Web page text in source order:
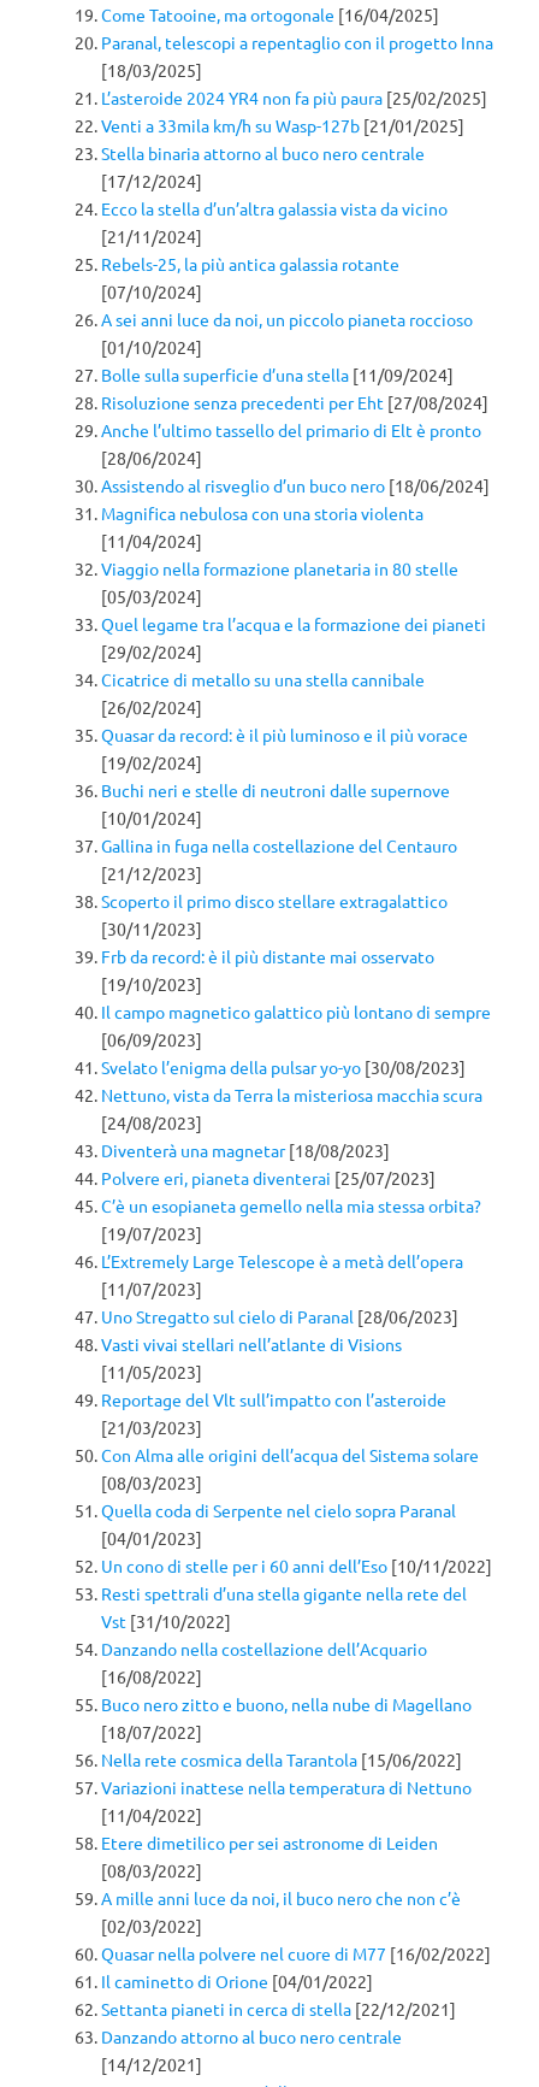
Come Tatooine, ma ortogonale [16/04/2025]
Paranal, telescopi a repentaglio con il progetto Inna
[18/03/2025]
L’asteroide 2024 YR4 non fa più paura [25/02/2025]
Venti a 33mila km/h su Wasp-127b [21/01/2025]
Stella binaria attorno al buco nero centrale
[17/12/2024]
Ecco la stella d’un’altra galassia vista da vicino
[21/11/2024]
Rebels-25, la più antica galassia rotante
[07/10/2024]
A sei anni luce da noi, un piccolo pianeta roccioso
[01/10/2024]
Bolle sulla superficie d’una stella [11/09/2024]
Risoluzione senza precedenti per Eht [27/08/2024]
Anche l’ultimo tassello del primario di Elt è pronto
[28/06/2024]
Assistendo al risveglio d’un buco nero [18/06/2024]
Magnifica nebulosa con una storia violenta
[11/04/2024]
Viaggio nella formazione planetaria in 80 stelle
[05/03/2024]
Quel legame tra l’acqua e la formazione dei pianeti
[29/02/2024]
Cicatrice di metallo su una stella cannibale
[26/02/2024]
Quasar da record: è il più luminoso e il più vorace
[19/02/2024]
Buchi neri e stelle di neutroni dalle supernove
[10/01/2024]
Gallina in fuga nella costellazione del Centauro
[21/12/2023]
Scoperto il primo disco stellare extragalattico
[30/11/2023]
Frb da record: è il più distante mai osservato
[19/10/2023]
Il campo magnetico galattico più lontano di sempre
[06/09/2023]
Svelato l’enigma della pulsar yo-yo [30/08/2023]
Nettuno, vista da Terra la misteriosa macchia scura
[24/08/2023]
Diventerà una magnetar[18/08/2023]
Polvere eri, pianeta diventerai [25/07/2023]
C’è un esopianeta gemello nella mia stessa orbita?
[19/07/2023]
L’Extremely Large Telescope è a metà dell’opera
[11/07/2023]
Uno Stregatto sul cielo di Paranal [28/06/2023]
Vasti vivai stellari nell’atlante di Visions
[11/05/2023]
Reportage del Vlt sull’impatto con l’asteroide
[21/03/2023]
Con Alma alle origini dell’acqua del Sistema solare
[08/03/2023]
Quella coda di Serpente nel cielo sopra Paranal
[04/01/2023]
Un cono di stelle per i 60 anni dell’Eso [10/11/2022]
Resti spettrali d’una stella gigante nella rete del
Vst [31/10/2022]
Danzando nella costellazione dell’Acquario
[16/08/2022]
Buco nero zitto e buono, nella nube di Magellano
[18/07/2022]
Nella rete cosmica della Tarantola [15/06/2022]
Variazioni inattese nella temperatura di Nettuno
[11/04/2022]
Etere dimetilico per sei astronome di Leiden
[08/03/2022]
A mille anni luce da noi, il buco nero che non c’è
[02/03/2022]
Quasar nella polvere nel cuore di M77 [16/02/2022]
Il caminetto di Orione [04/01/2022]
Settanta pianeti in cerca di stella [22/12/2021]
Danzando attorno al buco nero centrale
[14/12/2021]